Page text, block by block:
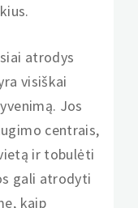
atrodys
visiškai
Jos
centrais,
ir tobulėti
gali atrodyti
kaip